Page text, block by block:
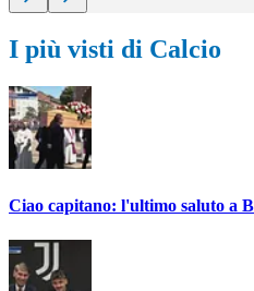
I più visti di Calcio
Ciao capitano: l'ultimo saluto a